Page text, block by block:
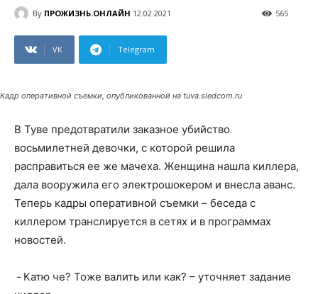
By ПРОЖИЗНЬ.ОНЛАЙН 12.02.2021 565
VK Telegram
Кадр оперативной съемки, опубликованной на tuva.sledcom.ru
В Туве предотвратили заказное убийство
восьмилетней девочки, с которой решила
расправиться ее же мачеха. Женщина нашла киллера,
дала вооружила его электрошокером и внесла аванс.
Теперь кадры оперативной съемки – беседа с
киллером транслируется в сетях и в программах
новостей.
‑ Катю че? Тоже валить или как? – уточняет задание